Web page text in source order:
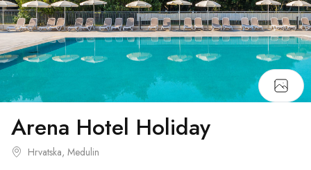
Arena Hotel Holiday
Hrvatska, Medulin